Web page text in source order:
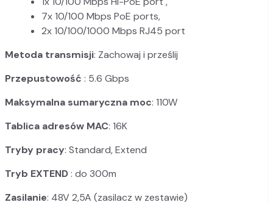
7x 10/100 Mbps PoE ports,
2x 10/100/1000 Mbps RJ45 port
Metoda transmisji: Zachowaj i prześlij
Przepustowość : 5.6 Gbps
Maksymalna sumaryczna moc: 110W
Tablica adresów MAC: 16K
Tryby pracy: Standard, Extend
Tryb EXTEND: do 300m
Zasilanie: 48V 2,5A (zasilacz w zestawie)